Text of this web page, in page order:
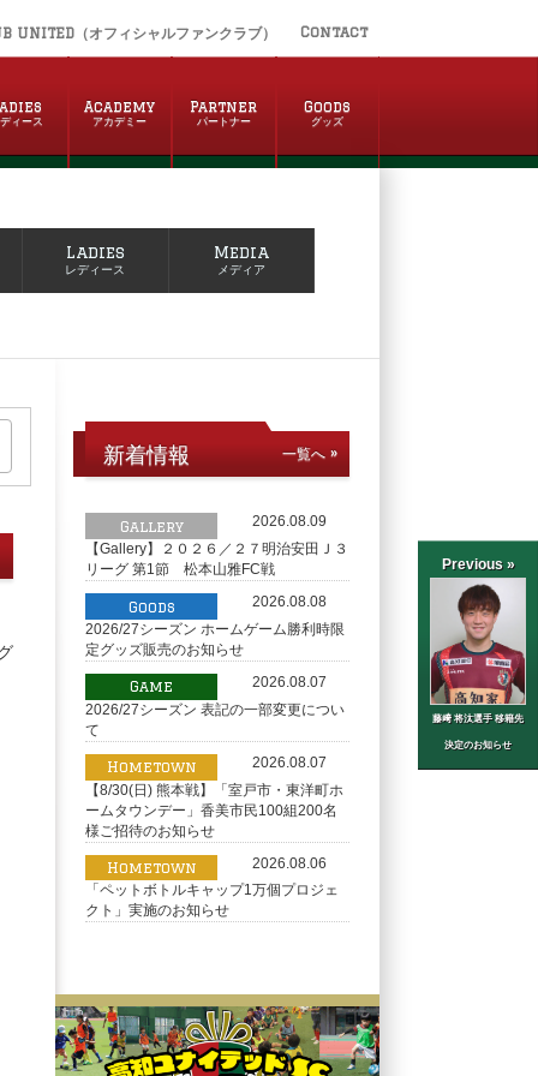
UNITED（オフィシャルファンクラブ） Contact
ィース
Academy
アカデミー
Partner
パートナー
Goods
グッズ
Previous »
藤﨑 将汰選手 移籍先
決定のお知らせ
Ladies
レディース
Media
メディア
新着情報 一覧へ »
Gallery
2026.08.09
【Gallery】２０２６／２７明治安田Ｊ３
リーグ 第1節 松本山雅FC戦
Goods
2026.08.08
2026/27シーズン ホームゲーム勝利時限
定グッズ販売のお知らせ
Game
2026.08.07
2026/27シーズン 表記の一部変更につい
て
Hometown
2026.08.07
【8/30(日) 熊本戦】「室戸市・東洋町ホ
ームタウンデー」香美市民100組200名
様ご招待のお知らせ
Hometown
2026.08.06
「ペットボトルキャップ1万個プロジェ
クト」実施のお知らせ